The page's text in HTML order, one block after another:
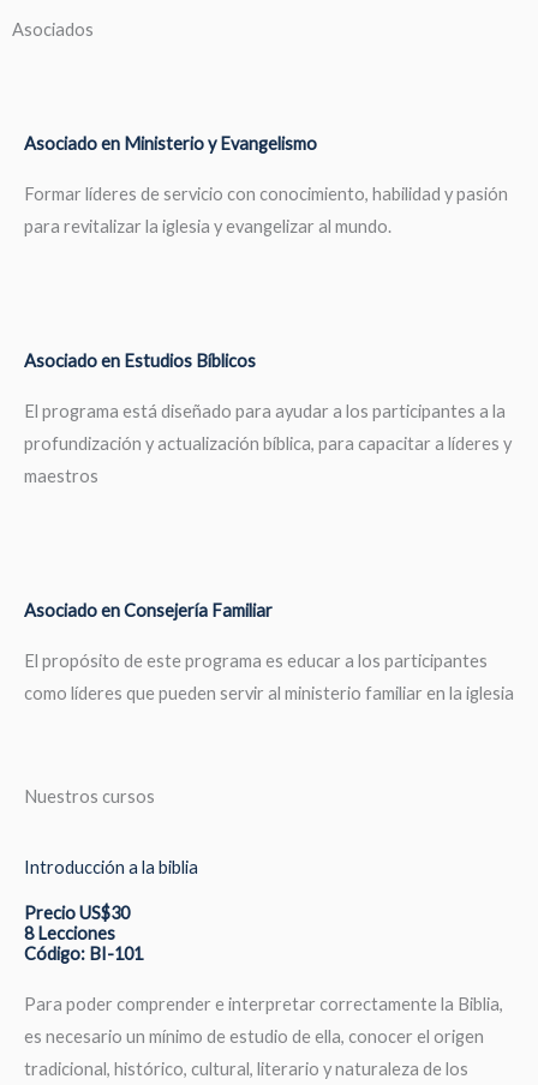
Asociados
Asociado en Ministerio y Evangelismo
Formar líderes de servicio con conocimiento, habilidad y pasión
para revitalizar la iglesia y evangelizar al mundo.
Asociado en Estudios Bíblicos
El programa está diseñado para ayudar a los participantes a la
profundización y actualización bíblica, para capacitar a líderes y
maestros
Asociado en Consejería Familiar
El propósito de este programa es educar a los participantes
como líderes que pueden servir al ministerio familiar en la iglesia
Nuestros cursos
Introducción a la biblia
Precio US$30
8 Lecciones
Código: BI-101
Para poder comprender e interpretar correctamente la Biblia,
es necesario un mínimo de estudio de ella, conocer el origen
tradicional, histórico, cultural, literario y naturaleza de los